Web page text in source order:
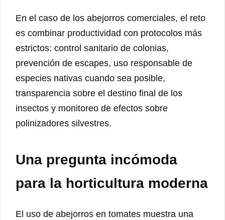
En el caso de los abejorros comerciales, el reto
es combinar productividad con protocolos más
estrictos: control sanitario de colonias,
prevención de escapes, uso responsable de
especies nativas cuando sea posible,
transparencia sobre el destino final de los
insectos y monitoreo de efectos sobre
polinizadores silvestres.
Una pregunta incómoda
para la horticultura moderna
El uso de abejorros en tomates muestra una